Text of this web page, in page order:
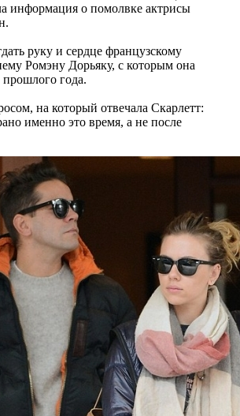
информация о помолвке актрисы
руку и сердце французскому
Ромэну Дорьяку, с которым она
прошлого года.
на который отвечала Скарлетт:
именно это время, а не после